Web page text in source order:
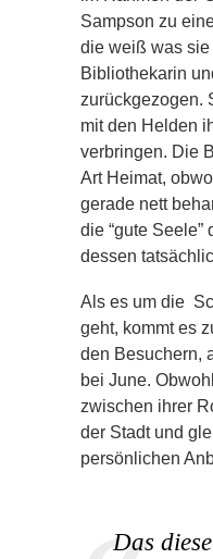
Sampson zu
die weiß was
Bibliothekarin
zurückgezogen.
mit den Helden
verbringen. Die
Art Heimat,
gerade nett
die “gute
dessen
Als es um die
geht, kommt es
den Besuchern,
bei June.
zwischen ihrer
der Stadt und
persönlichen
Das diese